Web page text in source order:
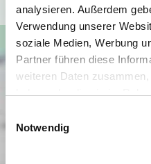
analysieren. Außerdem
Verwendung unserer
soziale Medien, Werbung
Partner führen diese
weiteren Daten
haben oder die sie im
Notwendig